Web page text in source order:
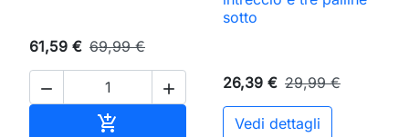
61,59 € 69,99 €
 
 Aggiungi al carrello
sotto
26,39 € 29,99 €
Vedi dettagli